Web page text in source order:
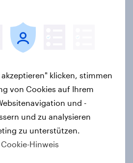
& Investment Report
App: Bankfiliale
an Bedeutung –
nutzt häufig
akzeptieren" klicken, stimmen
von Cookies auf Ihrem
und -
und zu analysieren
zu unterstützen.
Hinweis